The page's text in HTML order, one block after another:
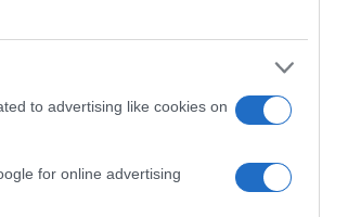
to advertising like cookies on
for online advertising
váratlan követelése
bin Szalmán szaúdi
teljes és kínos